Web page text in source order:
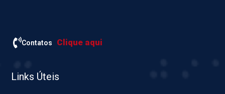
Contatos Clique aqui
Links Úteis